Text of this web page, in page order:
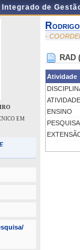
Integrado de
EM
-
RAD
Atividade
ENSINO
PESQUISA